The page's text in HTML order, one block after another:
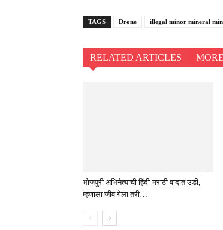
TAGS Drone illegal minor mineral
RELATED ARTICLES
भोजपुरी अभिनेत्याची हिंदी-मराठी वादात उडी,
म्हणाला जीव गेला तरी…